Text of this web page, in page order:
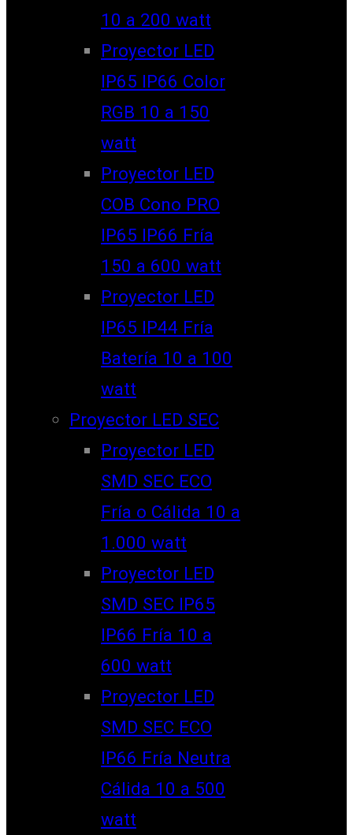
10 a 200 watt
Proyector LED
IP65 IP66 Color
RGB 10 a 150
watt
Proyector LED
COB Cono PRO
IP65 IP66 Fría
150 a 600 watt
Proyector LED
IP65 IP44 Fría
Batería 10 a 100
watt
Proyector LED SEC
Proyector LED
SMD SEC ECO
Fría o Cálida 10 a
1.000 watt
Proyector LED
SMD SEC IP65
IP66 Fría 10 a
600 watt
Proyector LED
SMD SEC ECO
IP66 Fría Neutra
Cálida 10 a 500
watt